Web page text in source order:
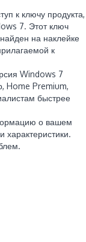
к ключу продукта,
7. Этот ключ
на наклейке
к
Windows 7
Home Premium,
быстрее
о вашем
характеристики.